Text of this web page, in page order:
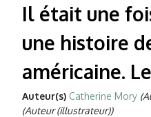
Il était une
une histoire
américaine.
Auteur(s) Catherine Mory
(Auteur (illustrateur))